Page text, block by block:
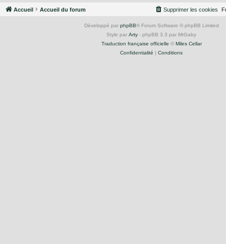
Accueil Accueil du forum Supprimer les cookies
Développé par phpBB® Forum Software © phpBB Limited
Style par Arty - phpBB 3.3 par MrGaby
Traduction française officielle © Miles Cellar
Confidentialité | Conditions